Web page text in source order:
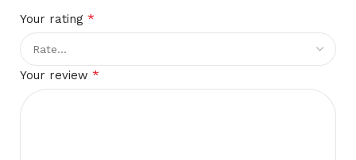
Your rating *
Your review *